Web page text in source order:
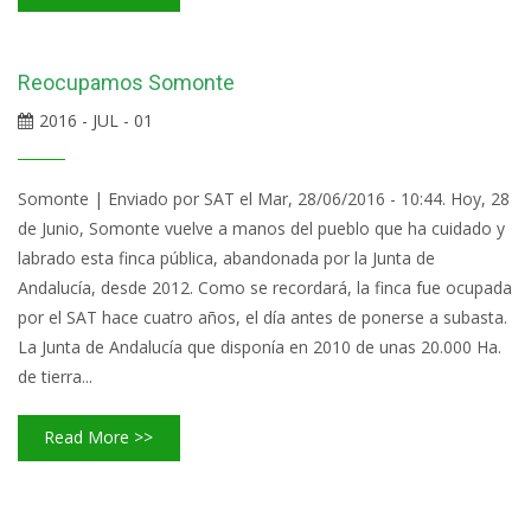
Reocupamos Somonte
2016 - JUL - 01
Somonte | Enviado por SAT el Mar, 28/06/2016 - 10:44. Hoy, 28
de Junio, Somonte vuelve a manos del pueblo que ha cuidado y
labrado esta finca pública, abandonada por la Junta de
Andalucía, desde 2012. Como se recordará, la finca fue ocupada
por el SAT hace cuatro años, el día antes de ponerse a subasta.
La Junta de Andalucía que disponía en 2010 de unas 20.000 Ha.
de tierra...
Read More >>